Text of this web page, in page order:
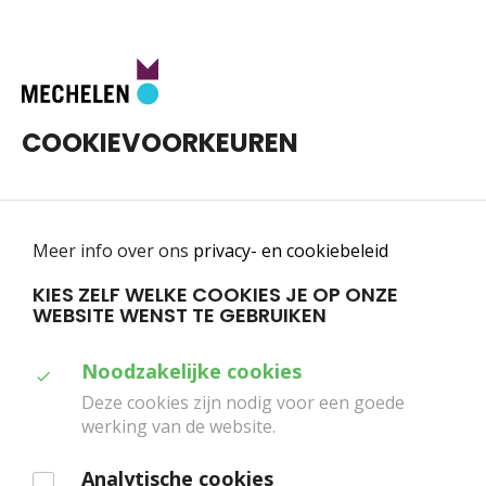
Home Scholen Alles wat je moet weten
ALLES WAT JE MOET
WETEN
COOKIEVOORKEUREN
Meer info over ons privacy- en cookiebeleid
KIES ZELF WELKE COOKIES JE OP ONZE
WEBSITE WENST TE GEBRUIKEN
Duid
welke
cookies
Noodzakelijke cookies
Deze cookies zijn nodig voor een goede
werking van de website.
Analytische cookies